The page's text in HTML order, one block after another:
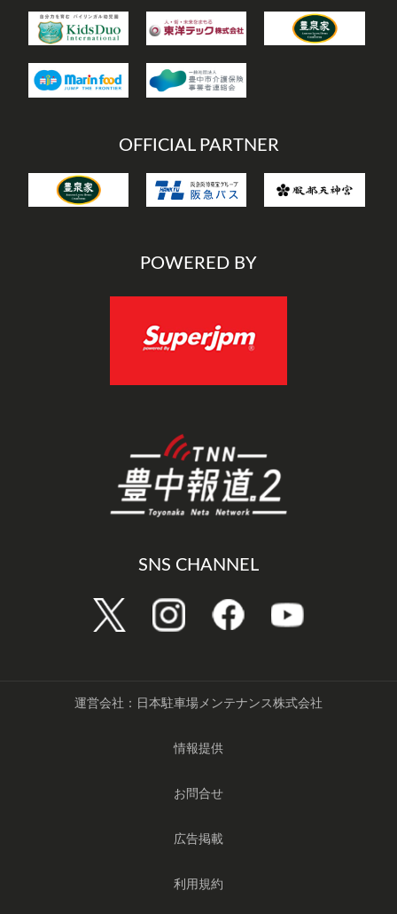
OFFICIAL PARTNER
POWERED BY
SNS CHANNEL
運営会社：日本駐車場メンテナンス株式会社
情報提供
お問合せ
広告掲載
利用規約